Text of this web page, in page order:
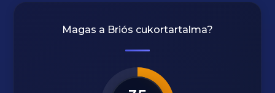
Magas a Briós cukortartalma?